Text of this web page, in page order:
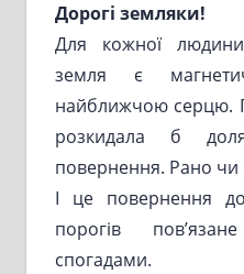
Дорогі земляки!
Для кожної
земля є
найближчою серцю.
розкидала б
повернення. Рано чи
І це повернення до
порогів
спогадами.